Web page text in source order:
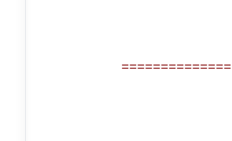
==============